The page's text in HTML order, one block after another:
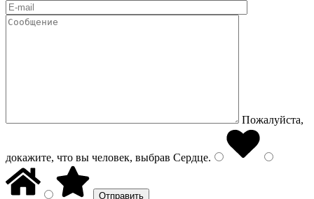
Пожалуйста,
докажите, что вы человек, выбрав Сердце.